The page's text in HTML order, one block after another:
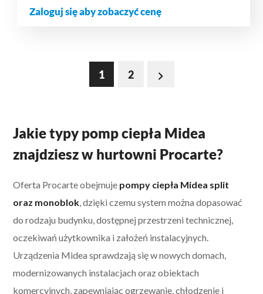
Zaloguj się aby zobaczyć cenę
1 2
Jakie typy pomp ciepła Midea
znajdziesz w hurtowni Procarte?
Oferta Procarte obejmuje pompy ciepła Midea split
oraz monoblok, dzięki czemu system można dopasować
do rodzaju budynku, dostępnej przestrzeni technicznej,
oczekiwań użytkownika i założeń instalacyjnych.
Urządzenia Midea sprawdzają się w nowych domach,
modernizowanych instalacjach oraz obiektach
komercyjnych, zapewniając ogrzewanie, chłodzenie i